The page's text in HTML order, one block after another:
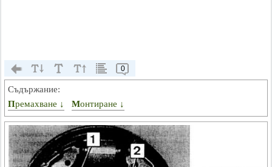
0
Съдържание:
Премахване ↓
Монтиране ↓